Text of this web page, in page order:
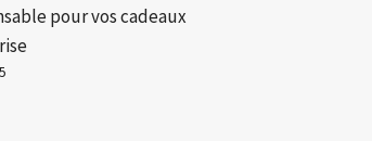
pour vos cadeaux